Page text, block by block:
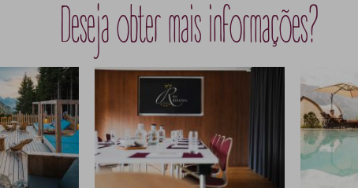
Deseja obter mais informações?